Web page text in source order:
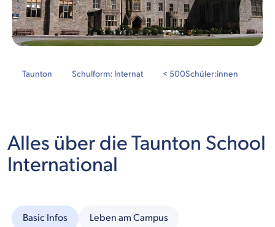
Taunton Schulform: Internat < 500Schüler:innen
Alles über die Taunton School
International
Basic Infos Leben am Campus